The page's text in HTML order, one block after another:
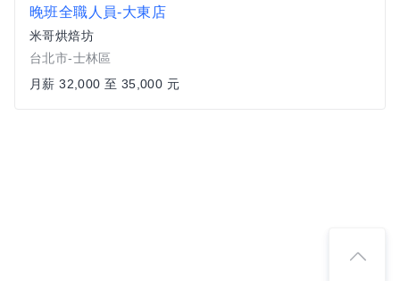
晚班全職人員-大東店
米哥烘焙坊
台北市-士林區
月薪 32,000 至 35,000 元